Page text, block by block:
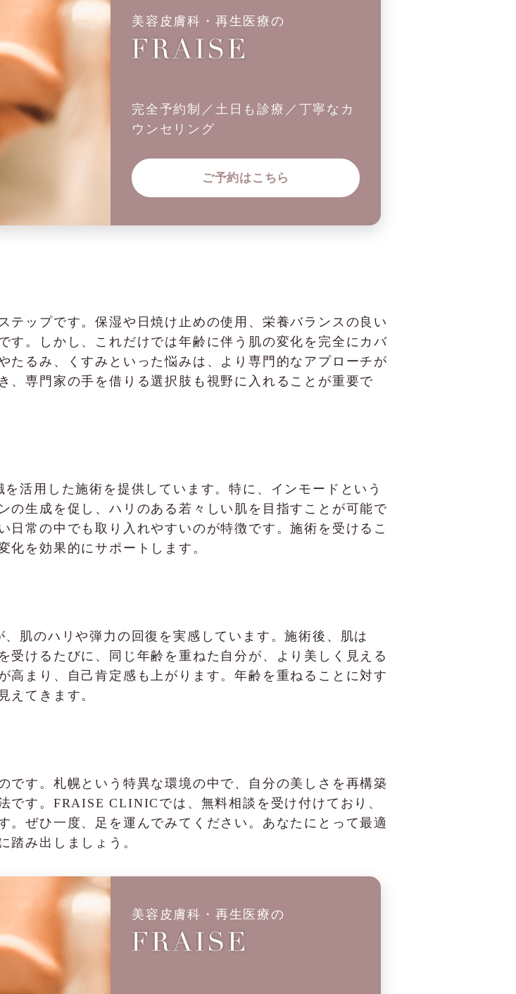
美容皮膚科・再生医療の
完全予約制／土日も診療／丁寧なカ
ウンセリング
ご予約はこちら
テップです。保湿や日焼け止めの使用、栄養バランスの良い
す。しかし、これだけでは年齢に伴う肌の変化を完全にカバ
たるみ、くすみといった悩みは、より専門的なアプローチが
、専門家の手を借りる選択肢も視野に入れることが重要で
活用した施術を提供しています。特に、インモードという
の生成を促し、ハリのある若々しい肌を目指すことが可能で
常の中でも取り入れやすいのが特徴です。施術を受けるこ
化を効果的にサポートします。
肌のハリや弾力の回復を実感しています。施術後、肌は
受けるたびに、同じ年齢を重ねた自分が、より美しく見える
高まり、自己肯定感も上がります。年齢を重ねることに対す
えてきます。
です。札幌という特異な環境の中で、自分の美しさを再構築
です。FRAISE CLINICでは、無料相談を受け付けており、
。ぜひ一度、足を運んでみてください。あなたにとって最適
踏み出しましょう。
美容皮膚科・再生医療の